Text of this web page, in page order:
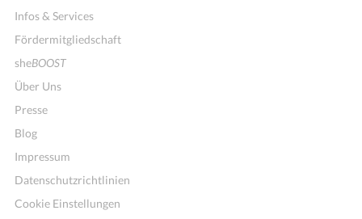
Infos & Services
Fördermitgliedschaft
sheBOOST
Über Uns
Presse
Blog
Impressum
Datenschutzrichtlinien
Cookie Einstellungen